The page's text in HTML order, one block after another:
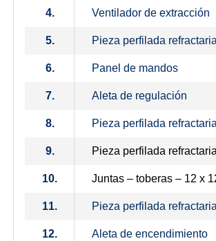
4. Ventilador de extracción
5. Pieza perfilada
6. Panel de mandos
7. Aleta de regulación
8. Pieza perfilada
9. Pieza perfilada
10. Juntas – toberas – 12 x
11. Pieza perfilada
12. Aleta de encendimiento